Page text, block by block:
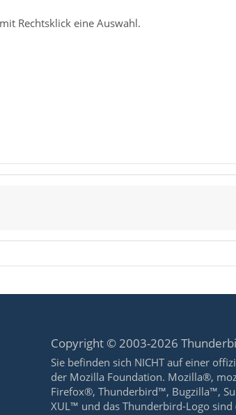
Rechtsklick eine Auswahl.
Copyright © 2003-2026
Sie befinden sich NICHT auf einer
der Mozilla Foundation. Mozilla®,
Firefox®, Thunderbird™, Bugzilla™,
XUL™ und das Thunderbird-Logo sind